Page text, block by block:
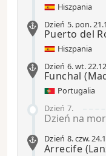
Hiszpania
Dzień 5. pon.
Puerto del
Hiszpania
Dzień 6.wt.
Funchal
Portugalia
Dzień 7.
Dzień na
Dzień 8.czw.
Arrecife